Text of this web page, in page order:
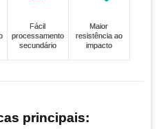
Fácil
processamento
secundário
Maior
resistência ao
impacto
principais: